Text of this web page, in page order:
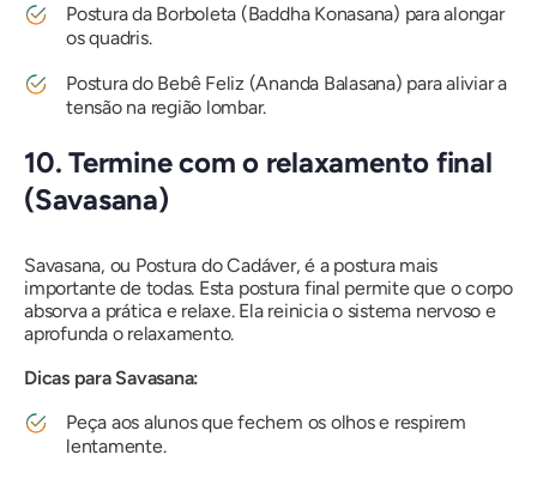
Postura da Borboleta (Baddha Konasana) para alongar
os quadris.
Postura do Bebê Feliz (Ananda Balasana) para aliviar a
tensão na região lombar.
10. Termine com o relaxamento final
(Savasana)
Savasana, ou Postura do Cadáver, é a postura mais
importante de todas. Esta postura final permite que o corpo
absorva a prática e relaxe. Ela reinicia o sistema nervoso e
aprofunda o relaxamento.
Dicas para Savasana:
Peça aos alunos que fechem os olhos e respirem
lentamente.